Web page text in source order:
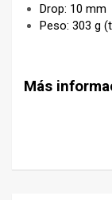
Drop: 10 mm
Peso: 303 g
Más